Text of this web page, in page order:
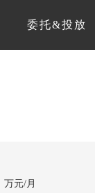
委托&投放
万元/月